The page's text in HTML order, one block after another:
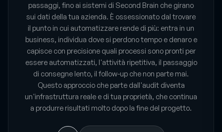
passaggi, fino ai sistemi di Second Brain che girano
sui dati della tua azienda. È ossessionato dal trovare
il punto in cui automatizzare rende di più: entra in un
business, individua dove si perdono tempo e denaro e
capisce con precisione quali processi sono pronti per
essere automatizzati, l'attività ripetitiva, il passaggio
di consegne lento, il follow-up che non parte mai.
Questo approccio che parte dall'audit diventa
un'infrastruttura reale e di tua proprietà, che continua
a produrre risultati molto dopo la fine del progetto.